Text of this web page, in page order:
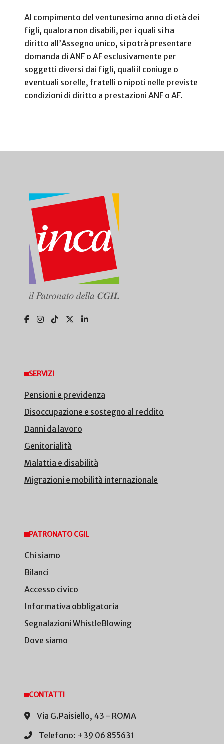
Al compimento del ventunesimo anno di età dei
figli, qualora non disabili, per i quali si ha
diritto all’Assegno unico, si potrà presentare
domanda di ANF o AF esclusivamente per
soggetti diversi dai figli, quali il coniuge o
eventuali sorelle, fratelli o nipoti nelle previste
condizioni di diritto a prestazioni ANF o AF.
SERVIZI
Pensioni e previdenza
Disoccupazione e sostegno al reddito
Danni da lavoro
Genitorialità
Malattia e disabilità
Migrazioni e mobilità internazionale
PATRONATO CGIL
Chi siamo
Bilanci
Accesso civico
Informativa obbligatoria
Segnalazioni WhistleBlowing
Dove siamo
CONTATTI
Via G.Paisiello, 43 - ROMA
Telefono: +39 06 855631